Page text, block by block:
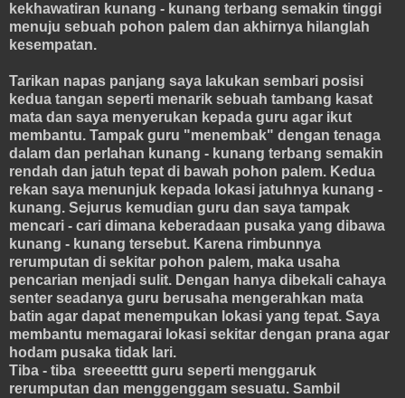
kekhawatiran kunang - kunang terbang semakin tinggi
menuju sebuah pohon palem dan akhirnya hilanglah
kesempatan.
Tarikan napas panjang saya lakukan sembari posisi
kedua tangan seperti menarik sebuah tambang kasat
mata dan saya menyerukan kepada guru agar ikut
membantu. Tampak guru "menembak" dengan tenaga
dalam dan perlahan kunang - kunang terbang semakin
rendah dan jatuh tepat di bawah pohon palem. Kedua
rekan saya menunjuk kepada lokasi jatuhnya kunang -
kunang. Sejurus kemudian guru dan saya tampak
mencari - cari dimana keberadaan pusaka yang dibawa
kunang - kunang tersebut. Karena rimbunnya
rerumputan di sekitar pohon palem, maka usaha
pencarian menjadi sulit. Dengan hanya dibekali cahaya
senter seadanya guru berusaha mengerahkan mata
batin agar dapat menempukan lokasi yang tepat. Saya
membantu memagarai lokasi sekitar dengan prana agar
hodam pusaka tidak lari.
Tiba - tiba sreeeetttt guru seperti menggaruk
rerumputan dan menggenggam sesuatu. Sambil